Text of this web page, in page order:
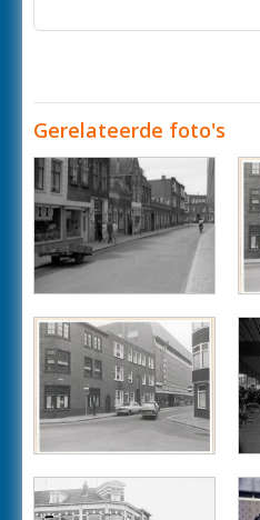
Gerelateerde foto's